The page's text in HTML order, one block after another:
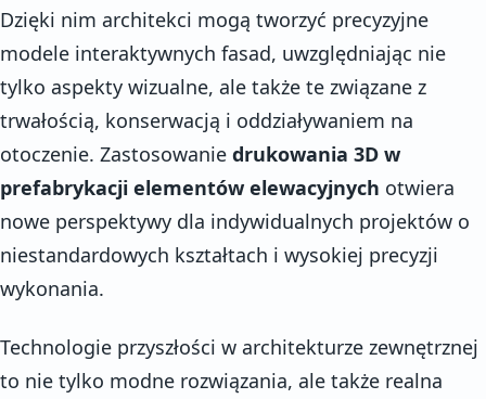
Dzięki nim architekci mogą tworzyć precyzyjne
modele interaktywnych fasad, uwzględniając nie
tylko aspekty wizualne, ale także te związane z
trwałością, konserwacją i oddziaływaniem na
otoczenie. Zastosowanie drukowania 3D w
prefabrykacji elementów elewacyjnych otwiera
nowe perspektywy dla indywidualnych projektów o
niestandardowych kształtach i wysokiej precyzji
wykonania.
Technologie przyszłości w architekturze zewnętrznej
to nie tylko modne rozwiązania, ale także realna